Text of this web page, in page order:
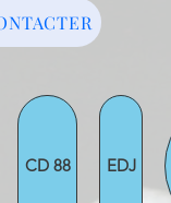
CD 88 EDJ